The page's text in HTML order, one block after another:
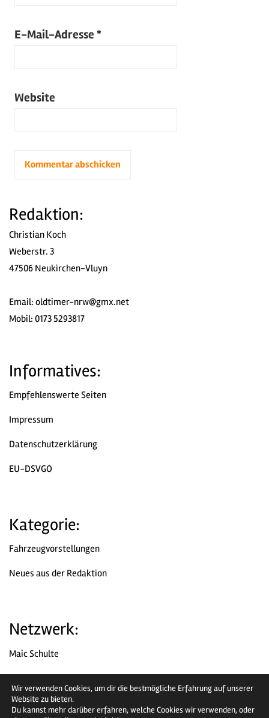
E-Mail-Adresse *
Website
Wir verwenden Cookies, um dir die bestmögliche Erfahrung auf unserer
Website zu bieten.
Du kannst mehr darüber erfahren, welche Cookies wir verwenden, oder
Redaktion:
Christian Koch
Weberstr. 3
47506 Neukirchen-Vluyn
Email: oldtimer-nrw@gmx.net
Mobil: 0173 5293817
Informatives:
Empfehlenswerte Seiten
Impressum
Datenschutzerklärung
EU-DSVGO
Kategorie:
Fahrzeugvorstellungen
Neues aus der Redaktion
Netzwerk:
Maic Schulte
Chromjuwelen
Facebook